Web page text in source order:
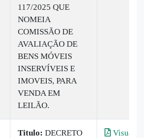
117/2025 QUE
NOMEIA
COMISSÃO DE
AVALIAÇÃO DE
BENS MÓVEIS
INSERVÍVEIS E
IMOVEIS, PARA
VENDA EM
LEILÃO.
Titulo: DECRETO